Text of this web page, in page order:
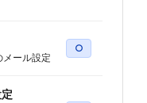
メール設定
○